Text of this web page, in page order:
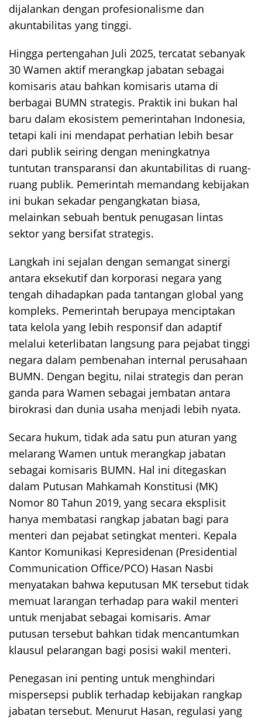
dijalankan dengan profesionalisme dan
akuntabilitas yang tinggi.
Hingga pertengahan Juli 2025, tercatat sebanyak
30 Wamen aktif merangkap jabatan sebagai
komisaris atau bahkan komisaris utama di
berbagai BUMN strategis. Praktik ini bukan hal
baru dalam ekosistem pemerintahan Indonesia,
tetapi kali ini mendapat perhatian lebih besar
dari publik seiring dengan meningkatnya
tuntutan transparansi dan akuntabilitas di ruang-
ruang publik. Pemerintah memandang kebijakan
ini bukan sekadar pengangkatan biasa,
melainkan sebuah bentuk penugasan lintas
sektor yang bersifat strategis.
Langkah ini sejalan dengan semangat sinergi
antara eksekutif dan korporasi negara yang
tengah dihadapkan pada tantangan global yang
kompleks. Pemerintah berupaya menciptakan
tata kelola yang lebih responsif dan adaptif
melalui keterlibatan langsung para pejabat tinggi
negara dalam pembenahan internal perusahaan
BUMN. Dengan begitu, nilai strategis dan peran
ganda para Wamen sebagai jembatan antara
birokrasi dan dunia usaha menjadi lebih nyata.
Secara hukum, tidak ada satu pun aturan yang
melarang Wamen untuk merangkap jabatan
sebagai komisaris BUMN. Hal ini ditegaskan
dalam Putusan Mahkamah Konstitusi (MK)
Nomor 80 Tahun 2019, yang secara eksplisit
hanya membatasi rangkap jabatan bagi para
menteri dan pejabat setingkat menteri. Kepala
Kantor Komunikasi Kepresidenan (Presidential
Communication Office/PCO) Hasan Nasbi
menyatakan bahwa keputusan MK tersebut tidak
memuat larangan terhadap para wakil menteri
untuk menjabat sebagai komisaris. Amar
putusan tersebut bahkan tidak mencantumkan
klausul pelarangan bagi posisi wakil menteri.
Penegasan ini penting untuk menghindari
mispersepsi publik terhadap kebijakan rangkap
jabatan tersebut. Menurut Hasan, regulasi yang